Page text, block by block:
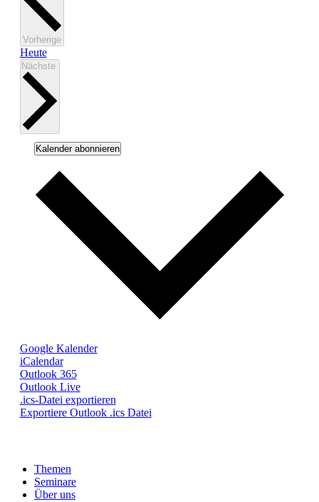
VorherigeSeminare
Heute
Nächste
Kalender abonnieren
Google Kalender
iCalendar
Outlook 365
Outlook Live
.ics-Datei exportieren
Exportiere Outlook .ics Datei
Themen
Seminare
Über uns